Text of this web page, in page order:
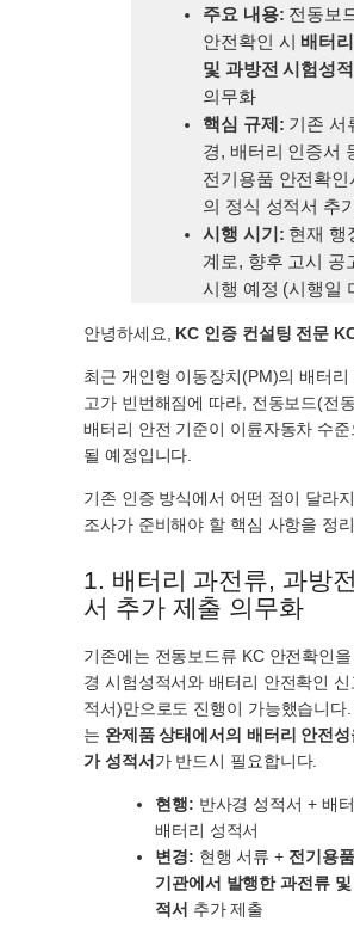
주요 내용: 전동보
안전확인 시 배터
및 과방전 시험성
의무화
핵심 규제: 기존 서
경, 배터리 인증서
전기용품 안전확
의 정식 성적서 추
시행 시기: 현재 행
계로, 향후 고시 공
시행 예정 (시행일
안녕하세요, KC 인증 컨설팅 전문
최근 개인형 이동장치(PM)의 배터
고가 빈번해짐에 따라, 전동보드(전
배터리 안전 기준이 이륜자동차 수
될 예정입니다.
기존 인증 방식에서 어떤 점이 달라
조사가 준비해야 할 핵심 사항을 정
1. 배터리 과전류, 과방
서 추가 제출 의무화
기존에는 전동보드류 KC 안전확인
경 시험성적서와 배터리 안전확인
적서)만으로도 진행이 가능했습니다
는 완제품 상태에서의 배터리 안전
가 성적서 가 반드시 필요합니다.
현행: 반사경 성적서 + 배
배터리 성적서
변경: 현행 서류 + 전기용
기관에서 발행한 과전류
적서 추가 제출